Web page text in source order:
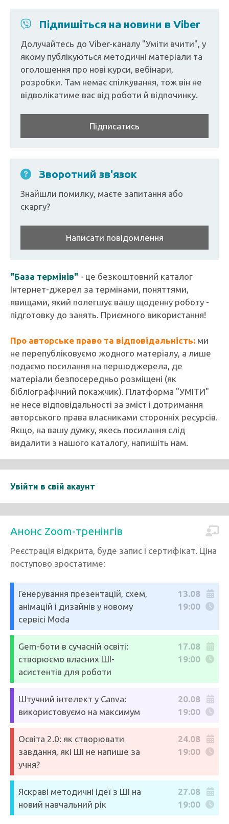
Підпишіться на новини в Viber
Долучайтесь до Viber-каналу "Уміти вчити", у
якому публікуються методичні матеріали та
оголошення про нові курси, вебінари,
розробки. Там немає спілкування, тож він не
відволікатиме вас від роботи й відпочинку.
Підписатись
Зворотний зв'язок
Знайшли помилку, маєте запитання або
скаргу?
Написати повідомлення
"База термінів" - це безкоштовний каталог
Інтернет-джерел за термінами, поняттями,
явищами, який полегшує вашу щоденну роботу -
підготовку до занять. Приємного використання!
Про авторське право та відповідальність: ми
не перепубліковуємо жодного матеріалу, а лише
подаємо посилання на першоджерела, де
матеріали безпосередньо розміщені (як
бібліографічний покажчик). Платформа "УМІТИ"
не несе відповідальності за зміст і дотримання
авторського права власниками сторонніх ресурсів.
Якщо, на вашу думку, якесь посилання слід
видалити з нашого каталогу, напишіть нам.
Увійти в свій акаунт
Анонс Zoom-тренінгів
Реєстрація відкрита, буде запис і сертифікат. Ціна
поступово зростатиме:
Генерування презентацій, схем,
анімацій і дизайнів у новому
сервісі Moda
13.08
19:00
Gem-боти в сучасній освіті:
створюємо власних ШІ-
асистентів для роботи
17.08
19:00
Штучний інтелект у Canva:
використовуємо на максимум
20.08
19:00
Освіта 2.0: як створювати
завдання, які ШІ не напише за
учня?
24.08
19:00
Яскраві методичні ідеї з ШІ на
новий навчальний рік
27.08
19:00